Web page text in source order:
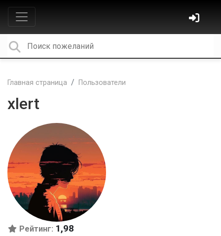
Главная страница Пользователи
xlert
Рейтинг: 1,98